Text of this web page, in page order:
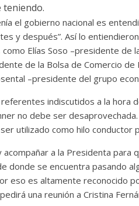
teniendo.
el gobierno nacional es
y después”. Así lo
Elías Soso –presidente de
de la Bolsa de Comercio de
–presidente del grupo
indiscutidos a la hora
no debe ser
utilizado como hilo conductor
a la Presidenta para
donde se encuentra pasando
eso es altamente reconocido
una reunión a Cristina